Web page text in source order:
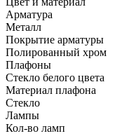
Арматура
Металл
Покрытие арматуры
Полированный хром
Плафоны
Стекло белого цвета
Материал плафона
Стекло
Лампы
Кол-во ламп